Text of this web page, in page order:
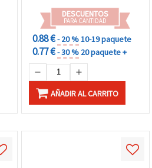
DESCUENTOS
PARA CANTIDAD
0.88 €- 20 %10-19 paquete
0.77 €- 30 % 20 paquete +
AÑADIR AL CARRITO